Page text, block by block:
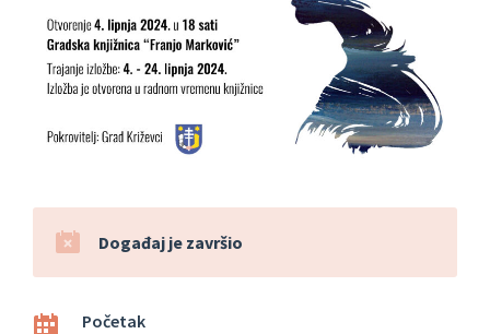
Događaj je završio
Početak